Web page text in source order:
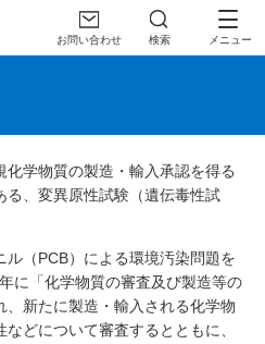
お問い合わせ 検索 メニュー
学物質の製造・輸入承認を得る
る、変異原性試験（遺伝毒性試
（PCB）による環境汚染問題を
に「化学物質の審査及び製造等の
新たに製造・輸入される化学物
どについて審査するとともに、